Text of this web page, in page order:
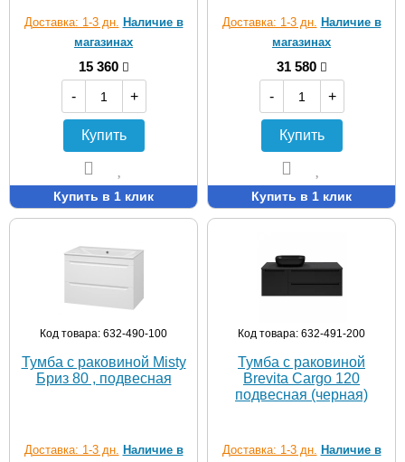
Доставка: 1-3 дн. Наличие в
магазинах
15 360
-
+
Купить
Купить в 1 клик
Доставка: 1-3 дн. Наличие в
магазинах
31 580
-
+
Купить
Купить в 1 клик
Код товара: 632-490-100
Тумба с раковиной Misty
Бриз 80 , подвесная
Доставка: 1-3 дн. Наличие в
Код товара: 632-491-200
Тумба с раковиной
Brevita Cargo 120
подвесная (черная)
Доставка: 1-3 дн. Наличие в